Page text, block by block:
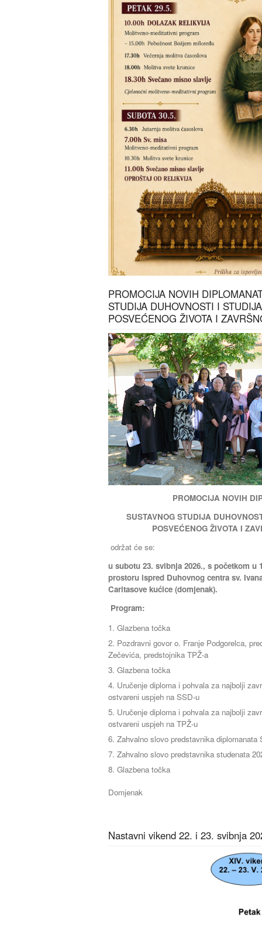
PROMOCIJA NOVIH
STUDIJA DUHOVNOSTI I
POSVEĆENOG ŽIVOTA I
PROMOCIJA NOVIH
SUSTAVNOG STUDIJA
POSVEĆENOG ŽIVOTA I
održat će se:
u subotu 23. svibnja 2026., s početkom u
prostoru ispred Duhovnog centra sv.
Caritasove kućice (domjenak).
Program:
Glazbena točka
Pozdravni govor o. Franje Podgorelca,
Zečevića, predstojnika TPŽ-a
Glazbena točka
Uručenje diploma i pohvala za najbolji
ostvareni uspjeh na SSD-u
Uručenje diploma i pohvala za najbolji
ostvareni uspjeh na TPŽ-u
Zahvalno slovo predstavnika diplomanata
Zahvalno slovo predstavnika studenata
Glazbena točka
Domjenak
Nastavni vikend 22. i 23. svibnja